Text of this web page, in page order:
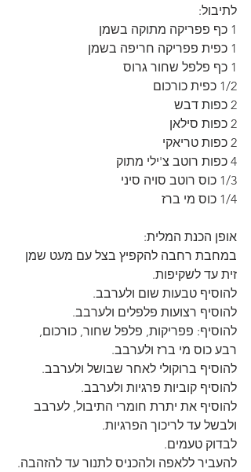
לתיבול:
1 כף פפריקה מתוקה בשמן
1 כפית פפריקה חריפה בשמן
1 כף פלפל שחור גרוס
1/2 כפית כורכום
2 כפות דבש
2 כפות סילאן
2 כפות טריאקי
4 כפות רוטב צ'ילי מתוק
1/3 כוס רוטב סויה סיני
1/4 כוס מי ברז
אופן הכנת המלית:
במחבת רחבה להקפיץ בצל עם מעט שמן
זית עד לשקיפות.
להוסיף טבעות שום ולערבב.
להוסיף רצועות פלפלים ולערבב.
להוסיף: פפריקות, פלפל שחור, כורכום,
רבע כוס מי ברז ולערבב.
להוסיף ברוקולי לאחר שבושל ולערבב.
להוסיף קוביות פרגיות ולערבב.
להוסיף את יתרת חומרי התיבול, לערבב
ולבשל עד לריכוך הפרגיות.
לבדוק טעמים.
להעביר ללאפה ולהכניס לתנור עד להזהבה.